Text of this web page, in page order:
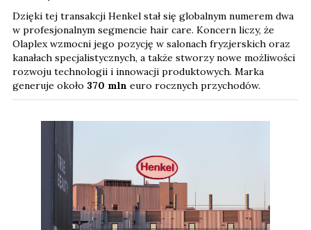
Dzięki tej transakcji Henkel stał się globalnym numerem dwa
w profesjonalnym segmencie hair care. Koncern liczy, że
Olaplex wzmocni jego pozycję w salonach fryzjerskich oraz
kanałach specjalistycznych, a także stworzy nowe możliwości
rozwoju technologii i innowacji produktowych. Marka
generuje około 370 mln euro rocznych przychodów.